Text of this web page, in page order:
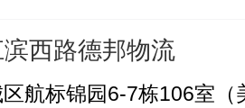
西路德邦物流
航标锦园6-7栋106室（